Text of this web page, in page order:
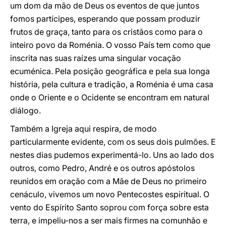
um dom da mão de Deus os eventos de que juntos
fomos partícipes, esperando que possam produzir
frutos de graça, tanto para os cristãos como para o
inteiro povo da Roménia. O vosso País tem como que
inscrita nas suas raízes uma singular vocação
ecuménica. Pela posição geográfica e pela sua longa
história, pela cultura e tradição, a Roménia é uma casa
onde o Oriente e o Ocidente se encontram em natural
diálogo.
Também a Igreja aqui respira, de modo
particularmente evidente, com os seus dois pulmões. E
nestes dias pudemos experimentá-lo. Uns ao lado dos
outros, como Pedro, André e os outros apóstolos
reunidos em oração com a Mãe de Deus no primeiro
cenáculo, vivemos um novo Pentecostes espiritual. O
vento do Espírito Santo soprou com força sobre esta
terra, e impeliu-nos a ser mais firmes na comunhão e